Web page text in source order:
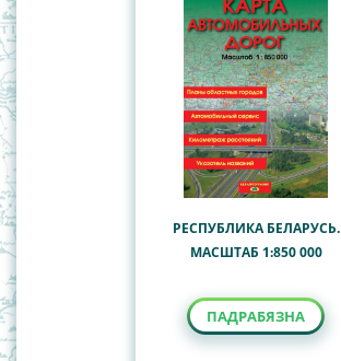
РЕСПУБЛИКА БЕЛАРУСЬ.
МАСШТАБ 1:850 000
ПАДРАБЯЗНА